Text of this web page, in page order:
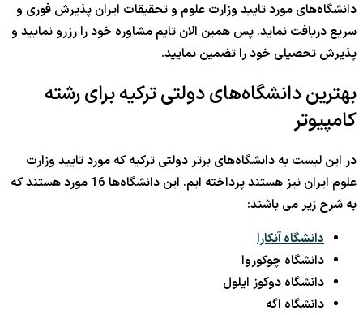
دانشگاه‌های مورد تایید وزارت علوم و تحقیقات ایران پذیرش فوری و
سریع دریافت نماید. پس همین الان تایم مشاوره خود را رزرو نمایید و
پذیرش تحصیلی خود را تضمین نمایید.
بهترین دانشگاه‌های دولتی ترکیه برای رشته
کامپیوتر
در این لیست به دانشگاه‌های برتر دولتی ترکیه که مورد تایید وزارت
علوم ایران نیز هستند پرداخته ایم. این دانشگاه‌ها 16 مورد هستند که
به شرح زیر می باشند:
دانشگاه آنکارا
دانشگاه چوکوروا
دانشگاه دوکوز ایلول
دانشگاه اگه